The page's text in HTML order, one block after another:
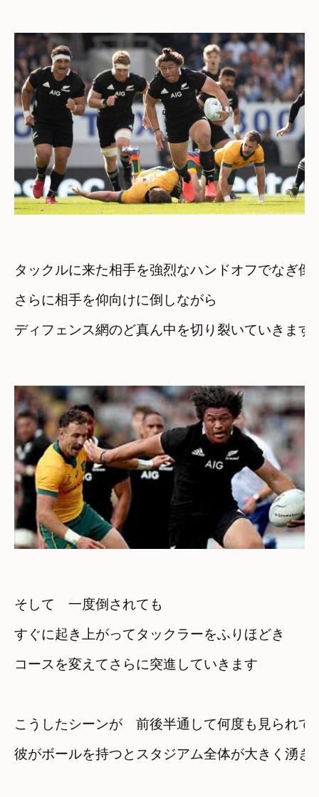
タックルに来た相手を強烈なハンドオフでなぎ倒
さらに相手を仰向けに倒しながら
ディフェンス網のど真ん中を切り裂いていきます
そして　一度倒されても
すぐに起き上がってタックラーをふりほどき
コースを変えてさらに突進していきます
こうしたシーンが　前後半通して何度も見られて
彼がボールを持つとスタジアム全体が大きく湧き